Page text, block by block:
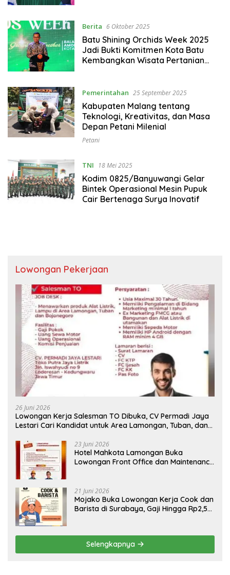
Berita 6 Oktober 2025
Batu Shining Orchids Week 2025
Jadi Bukti Komitmen Kota Batu
Kembangkan Wisata Pertanian
Pemerintahan 25 September 2025
Kabupaten Malang tentang
Teknologi, Kreativitas, dan Masa
Depan Petani Milenial
Petani
TNI 18 Mei 2025
Kodim 0825/Banyuwangi Gelar
Bintek Operasional Mesin Pupuk
Cair Bertenaga Surya Inovatif
Lowongan Pekerjaan
26 Juni 2026
Lowongan Kerja Salesman TO Dibuka, CV Permadi Jaya
Lestari Cari Kandidat untuk Area Lamongan, Tuban, dan
23 Juni 2026
Hotel Mahkota Lamongan Buka
Lowongan Front Office dan Maintenance
21 Juni 2026
Mojako Buka Lowongan Kerja Cook dan
Barista di Surabaya, Gaji Hingga Rp2,5
Selengkapnya